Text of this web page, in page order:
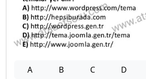
A B C D